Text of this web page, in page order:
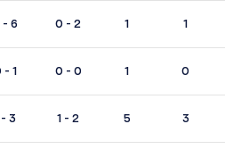
- 6 0 - 2 1 1
- 1 0 - 0 1 0
- 3 1 - 2 5 3